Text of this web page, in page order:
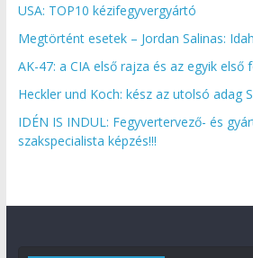
USA: TOP10 kézifegyvergyártó
Megtörtént esetek – Jordan Salinas:
AK-47: a CIA első rajza és az egyik első
Heckler und Koch: kész az utolsó adag
IDÉN IS INDUL: Fegyvertervező- és
szakspecialista képzés!!!